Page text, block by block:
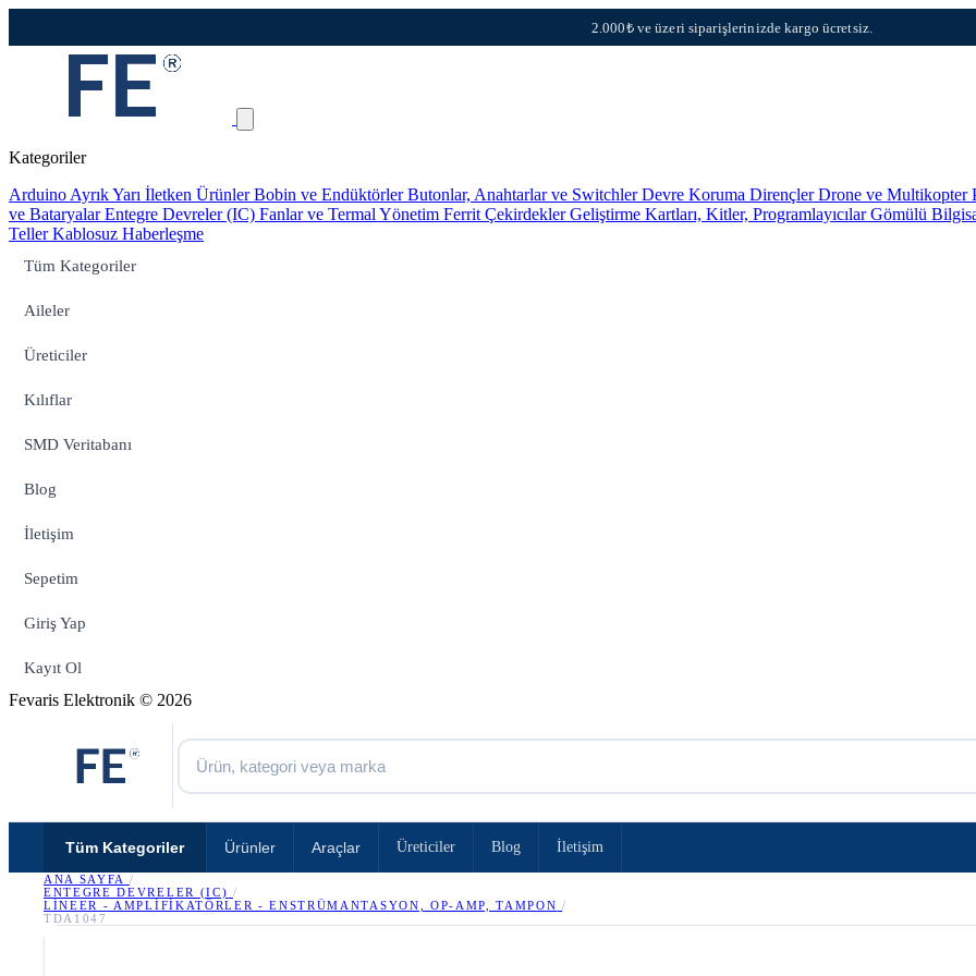
2.000₺ ve üzeri siparişlerinizde kargo ücretsiz.
Kategoriler
Arduino Ayrık Yarı İletken ÜrünlerBobin ve EndüktörlerButonlar, Anahtarlar ve SwitchlerDevre Koruma DirençlerDrone ve Multikopter
ve BataryalarEntegre Devreler (IC) Fanlar ve Termal Yönetim Ferrit ÇekirdeklerGeliştirme Kartları, Kitler, ProgramlayıcılarGömülü
TellerKablosuz Haberleşme
Tüm Kategoriler
Aileler
Üreticiler
Kılıflar
SMD Veritabanı
Blog
İletişim
Sepetim
Giriş Yap
Kayıt Ol
Fevaris Elektronik © 2026
Tüm Kategoriler Ürünler Araçlar Üreticiler Blog İletişim
ANA SAYFA /
ENTEGRE DEVRELER (IC) /
LINEER - AMPLIFIKATÖRLER - ENSTRÜMANTASYON, OP-AMP, TAMPON /
TDA1047